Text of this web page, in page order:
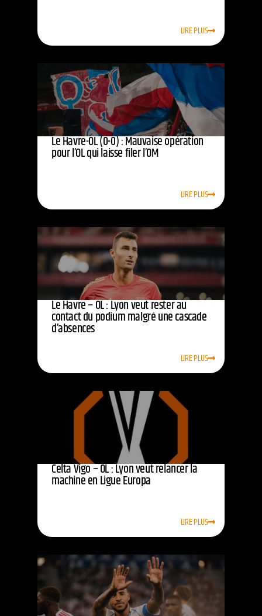
LIRE PLUS
Le Havre-OL (0-0) : Mauvaise opération
pour l’OL qui laisse filer l’OM
LIRE PLUS
Le Havre – OL : Lyon veut rester au
contact du podium malgré une cascade
d’absences
LIRE PLUS
Celta Vigo – OL : Lyon veut relancer la
machine en Ligue Europa
LIRE PLUS